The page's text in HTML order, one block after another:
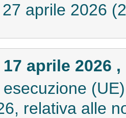
aprile 2026
17 aprile 2026 ,
relativa alle